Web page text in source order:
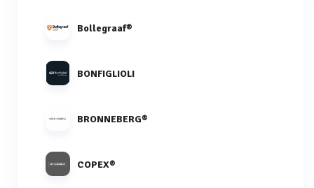
Bollegraaf®
BONFIGLIOLI
BRONNEBERG®
COPEX®